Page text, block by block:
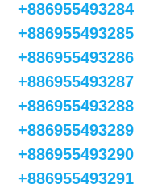
+886955493284
+886955493285
+886955493286
+886955493287
+886955493288
+886955493289
+886955493290
+886955493291